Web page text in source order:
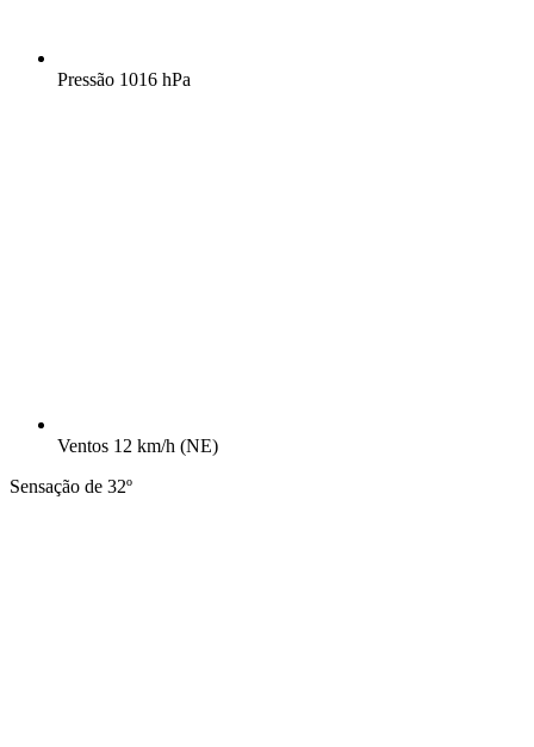
Pressão 1016 hPa
Ventos 12 km/h (NE)
Sensação de 32º